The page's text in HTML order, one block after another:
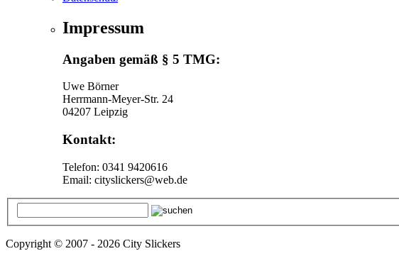
Impressum
Angaben gemäß § 5 TMG:
Uwe Börner
Herrmann-Meyer-Str. 24
04207 Leipzig
Kontakt:
Telefon: 0341 9420616
Email: cityslickers@web.de
Copyright © 2007 - 2026 City Slickers